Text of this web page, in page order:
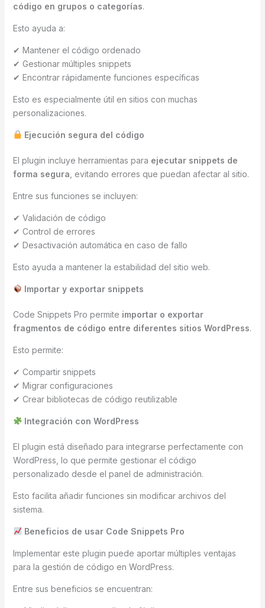
código en grupos o categorías.
Esto ayuda a:
✔ Mantener el código ordenado
✔ Gestionar múltiples snippets
✔ Encontrar rápidamente funciones específicas
Esto es especialmente útil en sitios con muchas
personalizaciones.
Ejecución segura del código
El plugin incluye herramientas para ejecutar snippets de
forma segura , evitando errores que puedan afectar al sitio.
Entre sus funciones se incluyen:
✔ Validación de código
✔ Control de errores
✔ Desactivación automática en caso de fallo
Esto ayuda a mantener la estabilidad del sitio web.
Importar y exportar snippets
Code Snippets Pro permite importar o exportar
fragmentos de código entre diferentes sitios WordPress.
Esto permite:
✔ Compartir snippets
✔ Migrar configuraciones
✔ Crear bibliotecas de código reutilizable
Integración con WordPress
El plugin está diseñado para integrarse perfectamente con
WordPress, lo que permite gestionar el código
personalizado desde el panel de administración.
Esto facilita añadir funciones sin modificar archivos del
sistema.
Beneficios de usar Code Snippets Pro
Implementar este plugin puede aportar múltiples ventajas
para la gestión de código en WordPress.
Entre sus beneficios se encuentran: